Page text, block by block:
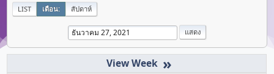
LIST เดือน: สัปดาห์
»